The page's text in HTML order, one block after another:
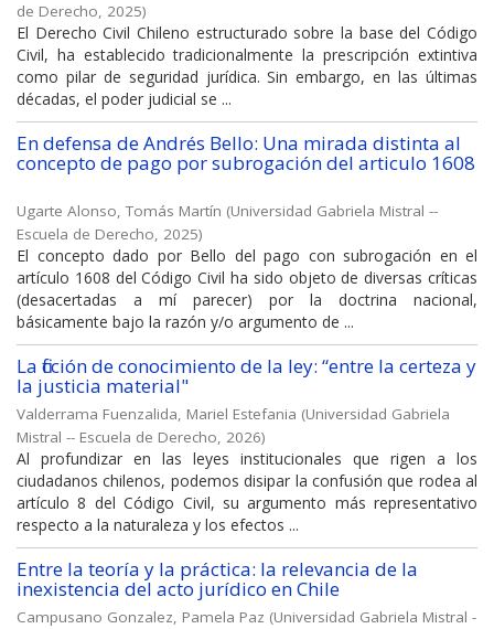
de Derecho, 2025)
El Derecho Civil Chileno estructurado sobre la base del Código
Civil, ha establecido tradicionalmente la prescripción extintiva
como pilar de seguridad jurídica. Sin embargo, en las últimas
décadas, el poder judicial se ...
En defensa de Andrés Bello: Una mirada distinta al
concepto de pago por subrogación del articulo 1608
Ugarte Alonso, Tomás Martín (Universidad Gabriela Mistral --
Escuela de Derecho, 2025)
El concepto dado por Bello del pago con subrogación en el
artículo 1608 del Código Civil ha sido objeto de diversas críticas
(desacertadas a mí parecer) por la doctrina nacional,
básicamente bajo la razón y/o argumento de ...
La ficción de conocimiento de la ley: “entre la certeza y
la justicia material"
Valderrama Fuenzalida, Mariel Estefania (Universidad Gabriela
Mistral -- Escuela de Derecho, 2026)
Al profundizar en las leyes institucionales que rigen a los
ciudadanos chilenos, podemos disipar la confusión que rodea al
artículo 8 del Código Civil, su argumento más representativo
respecto a la naturaleza y los efectos ...
Entre la teoría y la práctica: la relevancia de la
inexistencia del acto jurídico en Chile
Campusano Gonzalez, Pamela Paz (Universidad Gabriela Mistral -